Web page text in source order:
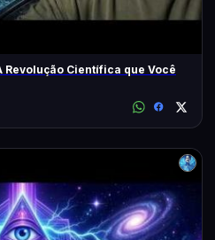
Revolução Científica que Você